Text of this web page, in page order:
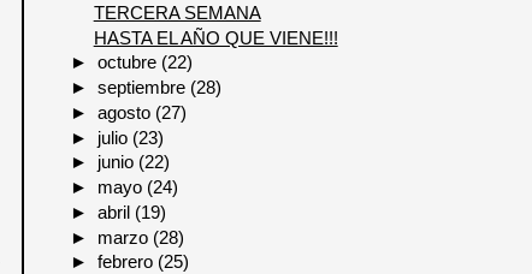
TERCERA SEMANA
HASTA EL AÑO QUE VIENE!!!
►octubre (22)
►septiembre (28)
►agosto (27)
► julio (23)
► junio (22)
► mayo (24)
►abril (19)
► marzo (28)
►febrero (25)